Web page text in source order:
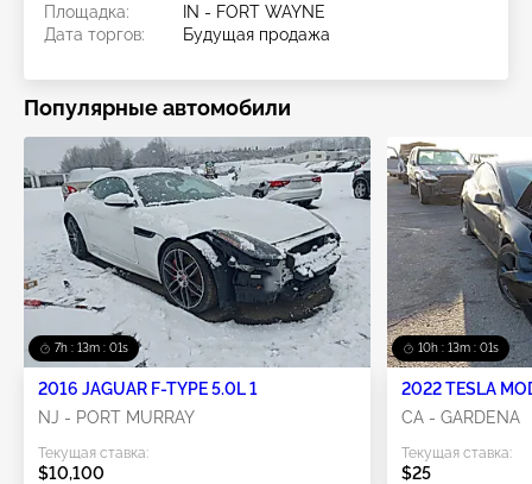
Площадка:
IN - FORT WAYNE
Дата торгов:
Будущая продажа
Популярные автомобили
7h : 13m : 00s
2016 JAGUAR F-TYPE 5.0L 1
NJ - PORT MURRAY
Текущая ставка:
$10,100
10h : 13m : 00s
2022 TESLA
CA - GARDENA
Текущая ставка:
$25